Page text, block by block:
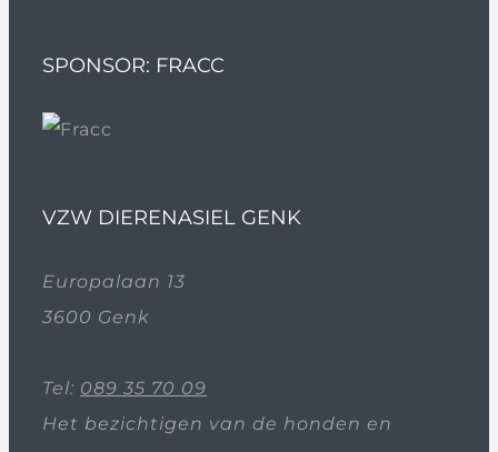
SPONSOR: FRACC
VZW DIERENASIEL GENK
Europalaan 13
3600 Genk
Tel: 089 35 70 09
Het bezichtigen van de honden en